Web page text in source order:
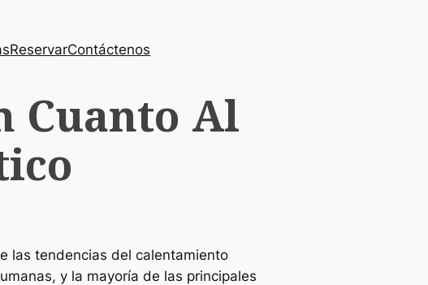
ReservarContáctenos
Cuanto Al
las tendencias del calentamiento
y la mayoría de las principales